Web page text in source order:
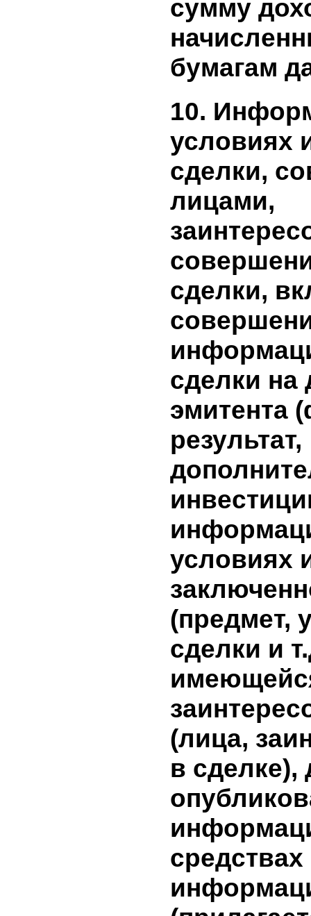
периоде
бумаги,
ценную
сумму
бумагам
10.
сделки,
лицами,
сделки,
сделки